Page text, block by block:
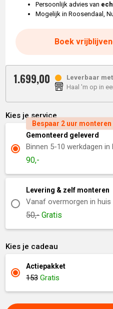
1.699,00
Leverbaar
Haal 'm op in
Kies je service
Gemonteerd geleverd
Binnen 5-10 werkdagen in
90,-
Bespaar 2 uur monteren
Levering & zelf monteren
Vanaf overmorgen in huis
50,- Gratis
Kies je cadeau
Actiepakket
153Gratis
Persoonlijk advies van
Mogelijk in Roosendaal,
Boek